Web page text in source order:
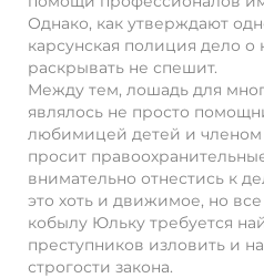
Однако, как утверждают
карсунская полиция дело
раскрывать не спешит.
Между тем, лошадь для
являлось не просто
любимицей детей и
просит
внимательно отнестись к
это хоть и движимое, но
кобылу Юльку требуется
преступников изловить и
строгости закона.